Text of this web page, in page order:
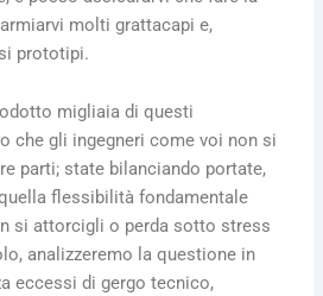
molti grattacapi e,
prototipi.
migliaia di questi
che gli ingegneri come voi non si
parti; state bilanciando portate,
flessibilità fondamentale
si attorcigli o perda sotto stress
analizzeremo la questione in
eccessi di gergo tecnico,